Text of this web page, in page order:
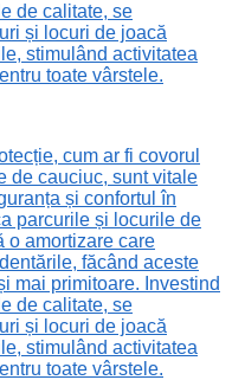
de calitate, se
și locuri de joacă
stimulând activitatea
toate vârstele.
cum ar fi covorul
de cauciuc, sunt vitale
și confortul în
parcurile și locurile de
o amortizare care
făcând aceste
mai primitoare. Investind
de calitate, se
și locuri de joacă
stimulând activitatea
toate vârstele.